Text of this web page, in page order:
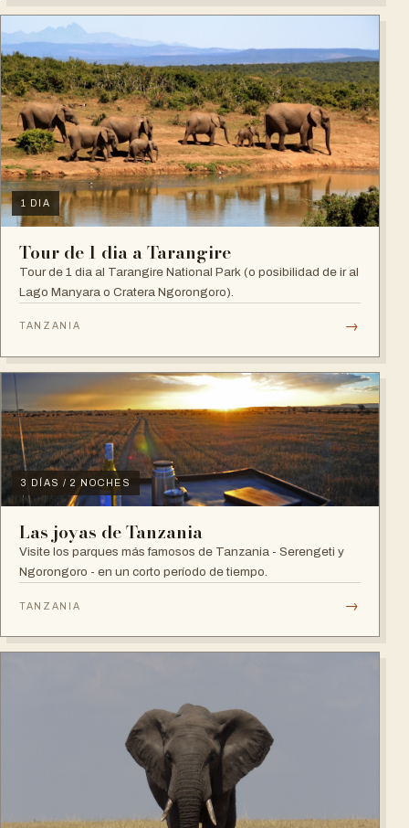
1 DIA
Tour de 1 dia a Tarangire
Tour de 1 dia al Tarangire National Park (o posibilidad de ir al
Lago Manyara o Cratera Ngorongoro).
TANZANIA →
3 DÍAS / 2 NOCHES
Las joyas de Tanzania
Visite los parques más famosos de Tanzania - Serengeti y
Ngorongoro - en un corto período de tiempo.
TANZANIA →